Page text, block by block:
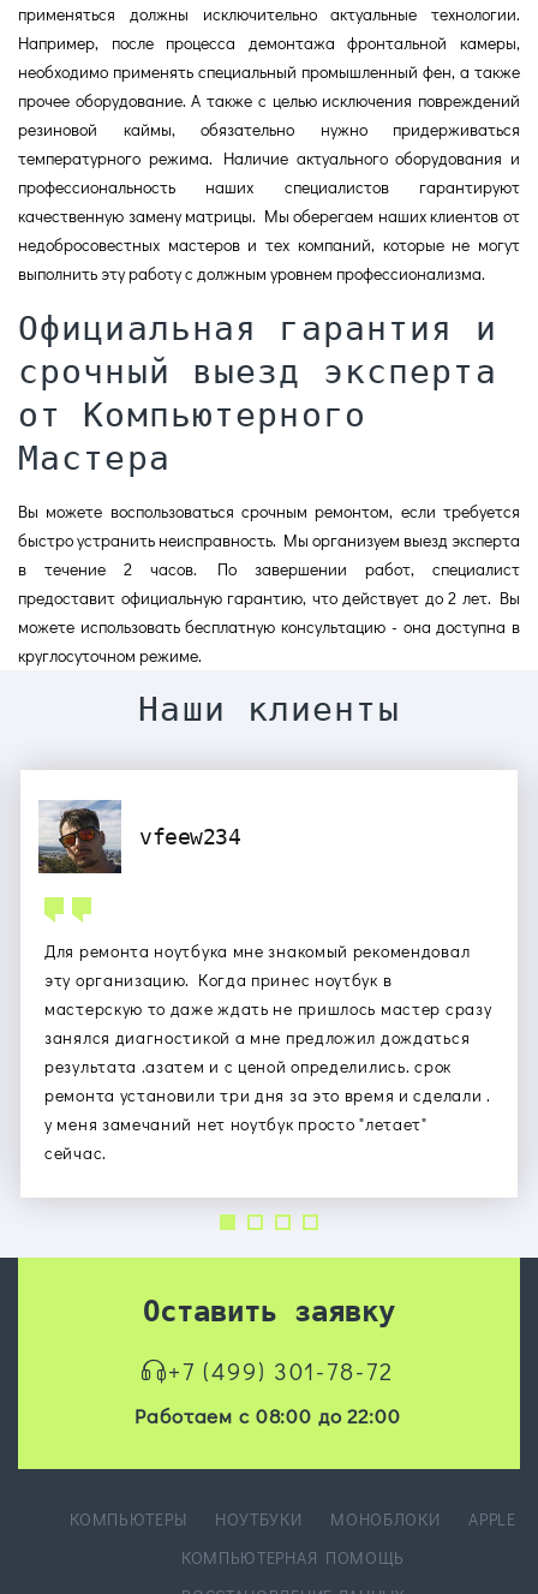
применяться должны исключительно актуальные технологии.
Например, после процесса демонтажа фронтальной камеры,
необходимо применять специальный промышленный фен, а также
прочее оборудование. А также с целью исключения повреждений
резиновой каймы, обязательно нужно придерживаться
температурного режима. Наличие актуального оборудования и
профессиональность наших специалистов гарантируют
качественную замену матрицы. Мы оберегаем наших клиентов от
недобросовестных мастеров и тех компаний, которые не могут
выполнить эту работу с должным уровнем профессионализма.
Официальная гарантия и
срочный выезд эксперта
от Компьютерного
Мастера
Вы можете воспользоваться срочным ремонтом, если требуется
быстро устранить неисправность. Мы организуем выезд эксперта
в течение 2 часов. По завершении работ, специалист
предоставит официальную гарантию, что действует до 2 лет. Вы
можете использовать бесплатную консультацию - она доступна в
круглосуточном режиме.
Наши клиенты
vfeew234
Для ремонта ноутбука мне знакомый рекомендовал
эту организацию. Когда принес ноутбук в
мастерскую то даже ждать не пришлось мастер сразу
занялся диагностикой а мне предложил дождаться
результата .азатем и с ценой определились. срок
ремонта установили три дня за это время и сделали .
у меня замечаний нет ноутбук просто "летает"
сейчас.
Оставить заявку
+7 (499) 301-78-72
Работаем с 08:00 до 22:00
КОМПЬЮТЕРЫ НОУТБУКИ МОНОБЛОКИ
APPLE
КОМПЬЮТЕРНАЯ ПОМОЩЬ